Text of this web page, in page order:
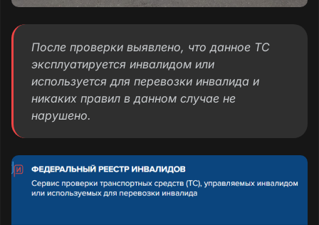
После проверки выявлено, что данное ТС
эксплуатируется инвалидом или
используется для перевозки инвалида и
никаких правил в данном случае не
нарушено.